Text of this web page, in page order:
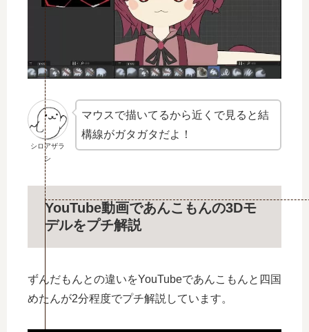
シロアザラ
シ
マウスで描いてるから近くで見ると結
構線がガタガタだよ！
YouTube動画であんこもんの3Dモ
デルをプチ解説
ずんだもんとの違いをYouTubeであんこもんと四国
めたんが2分程度でプチ解説しています。